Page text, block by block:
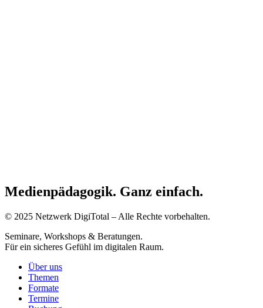
Medienpädagogik. Ganz einfach.
© 2025 Netzwerk DigiTotal – Alle Rechte vorbehalten.
Seminare, Workshops & Beratungen.
Für ein sicheres Gefühl im digitalen Raum.
Über uns
Themen
Formate
Termine